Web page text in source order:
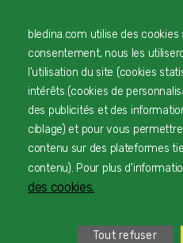
© Copyright Blédina
bledina.com utilise des
consentement, nous les
l'utilisation du site (cookies
intérêts (cookies de
des publicités et des
ciblage) et pour vous
contenu sur des plateformes
contenu). Pour plus
des cookies.
Tout refuser